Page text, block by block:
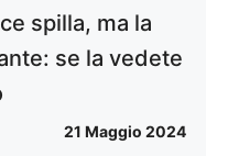
spilla, ma la
se la vedete
21 Maggio 2024